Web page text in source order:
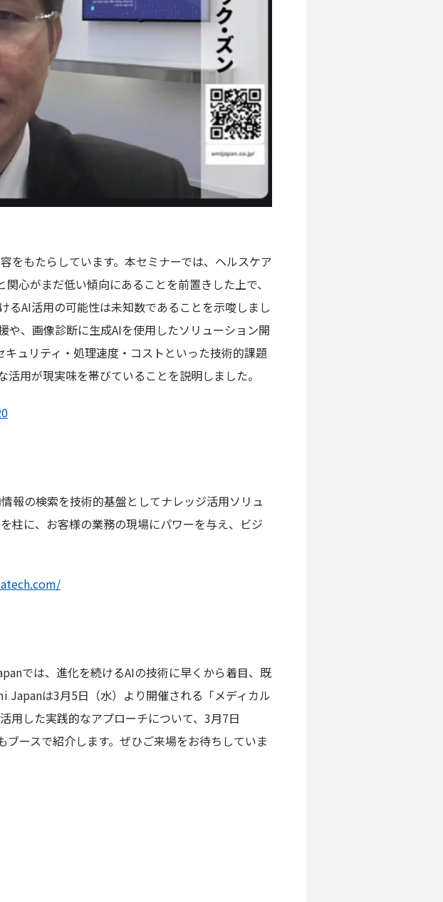
をもたらしています。本セミナーでは、ヘルスケア
心がまだ低い傾向にあることを前置きした上で、
AI活用の可能性は未知数であることを示唆しまし
や、画像診断に生成AIを使用したソリューション開
ュリティ・処理速度・コストといった技術的課題
用が現実味を帯びていることを説明しました。
報の検索を技術的基盤としてナレッジ活用ソリュ
柱に、お客様の業務の現場にパワーを与え、ビジ
では、進化を続けるAIの技術に早くから着目、既
Japanは3月5日（水）より開催される「メディカル
用した実践的なアプローチについて、3月7日
ブースで紹介します。ぜひご来場をお待ちしていま